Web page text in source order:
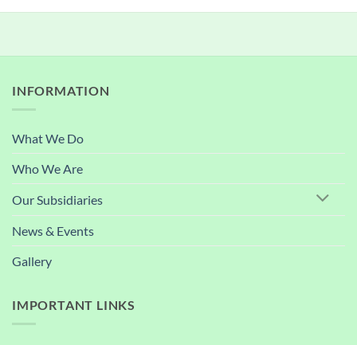
INFORMATION
What We Do
Who We Are
Our Subsidiaries
News & Events
Gallery
IMPORTANT LINKS